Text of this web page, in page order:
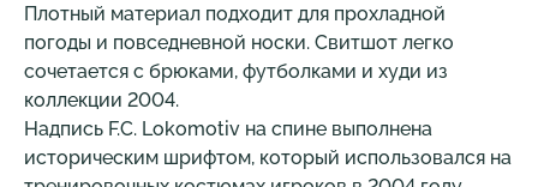
Плотный материал подходит для прохладной
погоды и повседневной носки. Свитшот легко
сочетается с брюками, футболками и худи из
коллекции 2004.
Надпись F.C. Lokomotiv на спине выполнена
историческим шрифтом, который использовался на